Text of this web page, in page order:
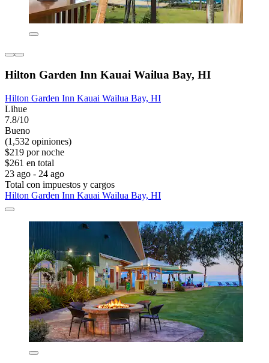
Hilton Garden Inn Kauai Wailua Bay, HI
Hilton Garden Inn Kauai Wailua Bay, HI
Lihue
7.8/10
Bueno
(1,532 opiniones)
$219 por noche
$261 en total
23 ago - 24 ago
Total con impuestos y cargos
Hilton Garden Inn Kauai Wailua Bay, HI